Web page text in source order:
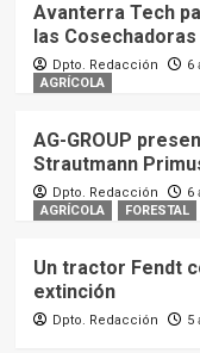
Avanterra Tech
las
Dpto. Redacción 6
AGRÍCOLA
AG-GROUP
Strautmann
Dpto. Redacción 6
AGRÍCOLA
FORESTAL
Un tractor Fendt
extinción
Dpto. Redacción 5